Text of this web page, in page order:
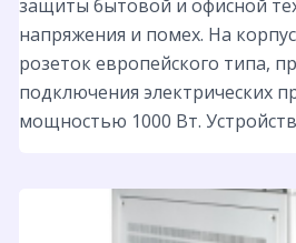
защиты бытовой и офисной
напряжения и помех. На
розеток европейского типа,
подключения электрических
мощностью 1000 Вт.